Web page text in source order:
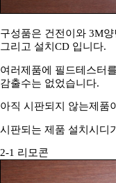
구성품은 건전이와 3M
그리고 설치CD 입니다.
여러제품에 필드테스터
감출수는 없었습니다.
아직 시판되지 않는제품
시판되는 제품 설치시디
2-1 리모콘